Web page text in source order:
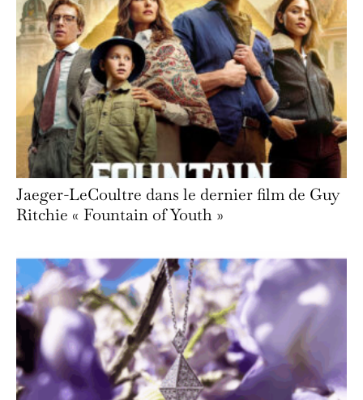
Jaeger-LeCoultre dans le dernier film de Guy
Ritchie « Fountain of Youth »